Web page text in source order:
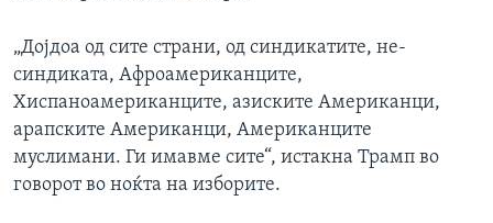
„Дојдоа од сите страни, од синдикатите, не-
синдиката, Афроамериканците,
Хиспаноамериканците, азиските Американци,
арапските Американци, Американците
муслимани. Ги имавме сите“, истакна Трамп во
говорот во ноќта на изборите.